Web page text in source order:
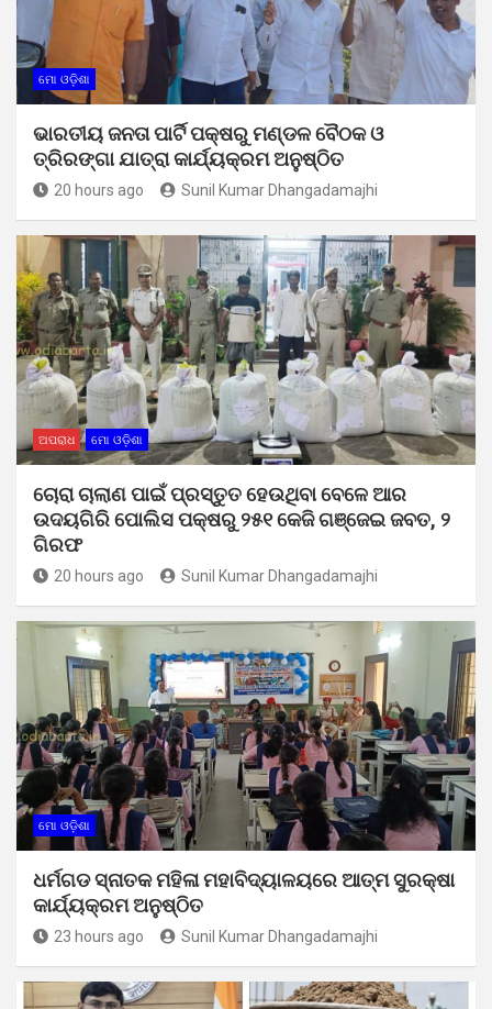
ମୋ ଓଡ଼ିଶା
ଭାରତୀୟ ଜନତା ପାର୍ଟି ପକ୍ଷରୁ ମଣ୍ଡଳ ବୈଠକ ଓ
ତ୍ରିରଙ୍ଗା ଯାତ୍ରା କାର୍ଯ୍ୟକ୍ରମ ଅନୁଷ୍ଠିତ
20 hours ago Sunil Kumar Dhangadamajhi
ଅପରାଧ ମୋ ଓଡ଼ିଶା
ଚୋରା ଚାଲାଣ ପାଇଁ ପ୍ରସ୍ତୁତ ହେଉଥିବା ବେଳେ ଆର
ଉଦୟଗିରି ପୋଲିସ ପକ୍ଷରୁ ୨୫୧ କେଜି ଗଞ୍ଜେଇ ଜବତ, ୨
ଗିରଫ
20 hours ago Sunil Kumar Dhangadamajhi
ମୋ ଓଡ଼ିଶା
ଧର୍ମଗଡ ସ୍ନାତକ ମହିଳା ମହାବିଦ୍ୟାଳୟରେ ଆତ୍ମ ସୁରକ୍ଷା
କାର୍ଯ୍ୟକ୍ରମ ଅନୁଷ୍ଠିତ
23 hours ago Sunil Kumar Dhangadamajhi